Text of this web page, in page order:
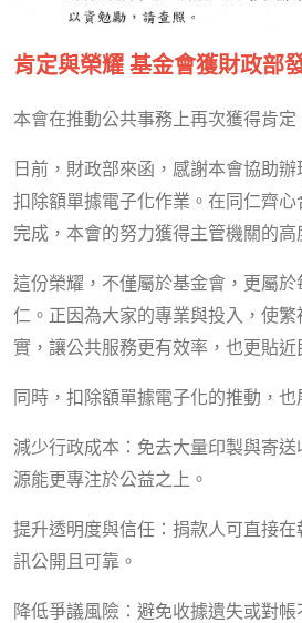
肯定與榮耀 基金會獲財政部
本會在推動公共事務上再次獲得肯定
日前，財政部來函，感謝本會協助
扣除額單據電子化作業。在同仁齊心
完成，本會的努力獲得主管機關的高
這份榮耀，不僅屬於基金會，更屬於
仁。正因為大家的專業與投入，使
實，讓公共服務更有效率，也更貼近
同時，扣除額單據電子化的推動，也
減少行政成本：免去大量印製與寄
源能更專注於公益之上。
提升透明度與信任：捐款人可直接
訊公開且可靠。
降低爭議風險：避免收據遺失或對